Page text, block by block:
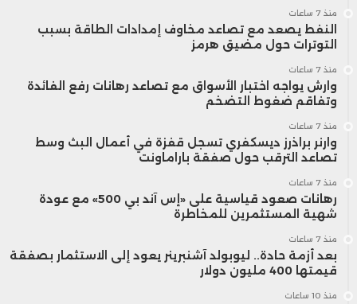
منذ 7 ساعات
النفط يصعد مع تصاعد مخاوف إمدادات الطاقة بسبب
التوترات حول مضيق هرمز
منذ 7 ساعات
وارش يواجه اختبار الأسواق مع تصاعد رهانات رفع الفائدة
وتفاقم ضغوط التضخم
منذ 7 ساعات
وارنر براذرز ديسكفري تسجل قفزة في أعمال البث وسط
تصاعد الترقب حول صفقة باراماونت
منذ 7 ساعات
رهانات صعود قياسية على «إس آند بي 500» مع عودة
شهية المستثمرين للمخاطرة
منذ 7 ساعات
بعد أزمة حادة.. ليوبولد آشنبرينر يعود إلى الاستثمار بصفقة
قيمتها 400 مليون دولار
منذ 10 ساعات